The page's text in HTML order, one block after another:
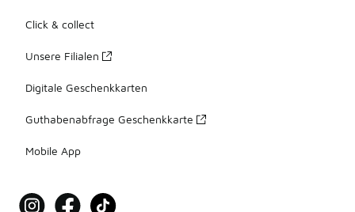
Click & collect
Unsere Filialen
Digitale Geschenkkarten
Guthabenabfrage Geschenkkarte
Mobile App